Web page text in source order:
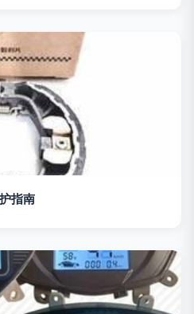
指南